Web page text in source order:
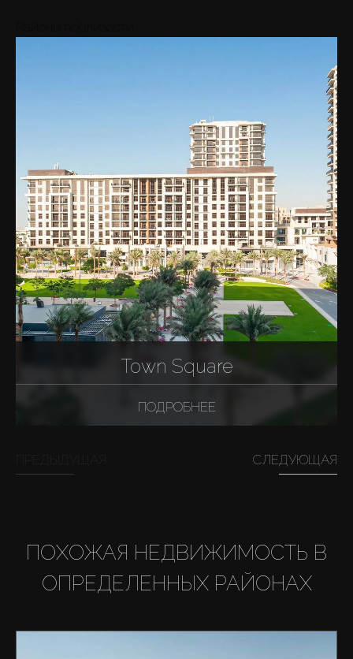
Town Square
ПОДРОБНЕЕ
СЛЕДУЮЩАЯ
ПОХОЖАЯ НЕДВИЖИМОСТЬ В
ОПРЕДЕЛЕННЫХ РАЙОНАХ